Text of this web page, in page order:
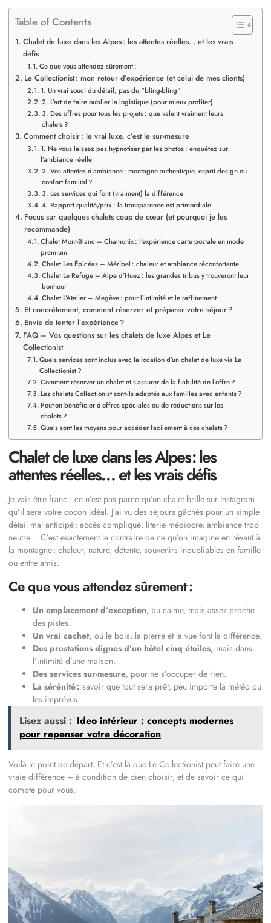
Table of Contents
Chalet de luxe dans les Alpes : les attentes réelles… et les vrais
défis
Ce que vous attendez sûrement :
Le Collectionist : mon retour d’expérience (et celui de mes clients)
1. Un vrai souci du détail, pas du “bling-bling”
2. L’art de faire oublier la logistique (pour mieux profiter)
3. Des offres pour tous les projets : que valent vraiment leurs
chalets ?
Comment choisir : le vrai luxe, c’est le sur-mesure
1. Ne vous laissez pas hypnotiser par les photos : enquêtez sur
l’ambiance réelle
2. Vos attentes d’ambiance : montagne authentique, esprit design ou
confort familial ?
3. Les services qui font (vraiment) la différence
4. Rapport qualité/prix : la transparence est primordiale
Focus sur quelques chalets coup de cœur (et pourquoi je les
recommande)
Chalet Mont-Blanc – Chamonix : l’expérience carte postale en mode
premium
Chalet Les Épicéas – Méribel : chaleur et ambiance réconfortante
Chalet Le Refuge – Alpe d’Huez : les grandes tribus y trouveront leur
bonheur
Chalet L’Atelier – Megève : pour l’intimité et le raffinement
Et concrètement, comment réserver et préparer votre séjour ?
Envie de tenter l’expérience ?
FAQ – Vos questions sur les chalets de luxe Alpes et Le
Collectionist
Quels services sont inclus avec la location d’un chalet de luxe via Le
Collectionist ?
Comment réserver un chalet et s’assurer de la fiabilité de l’offre ?
Les chalets Collectionist sont-ils adaptés aux familles avec enfants ?
Peut-on bénéficier d’offres spéciales ou de réductions sur les
chalets ?
Quels sont les moyens pour accéder facilement à ces chalets ?
Chalet de luxe dans les Alpes : les
attentes réelles… et les vrais défis
Je vais être franc : ce n’est pas parce qu’un chalet brille sur Instagram
qu’il sera votre cocon idéal. J’ai vu des séjours gâchés pour un simple
détail mal anticipé : accès compliqué, literie médiocre, ambiance trop
neutre… C’est exactement le contraire de ce qu’on imagine en rêvant à
la montagne : chaleur, nature, détente, souvenirs inoubliables en famille
ou entre amis.
Ce que vous attendez sûrement :
Un emplacement d’exception, au calme, mais assez proche
des pistes.
Un vrai cachet, où le bois, la pierre et la vue font la différence.
Des prestations dignes d’un hôtel cinq étoiles, mais dans
l’intimité d’une maison.
Des services sur-mesure, pour ne s’occuper de rien.
La sérénité : savoir que tout sera prêt, peu importe la météo ou
les imprévus.
Lisez aussi : Ideo intérieur : concepts modernes
pour repenser votre décoration
Voilà le point de départ. Et c’est là que Le Collectionist peut faire une
vraie différence – à condition de bien choisir, et de savoir ce qui
compte pour vous.